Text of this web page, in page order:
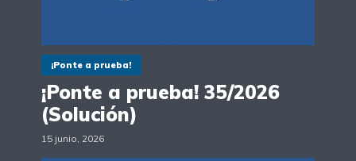
¡Ponte a prueba!
¡Ponte a prueba! 35/2026
(Solución)
15 junio, 2026